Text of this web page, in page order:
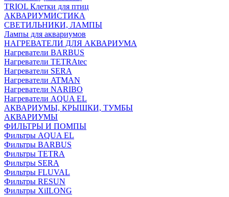
TRIOL Клетки для птиц
АКВАРИУМИСТИКА
СВЕТИЛЬНИКИ, ЛАМПЫ
Лампы для аквариумов
НАГРЕВАТЕЛИ ДЛЯ АКВАРИУМА
Нагреватели BARBUS
Нагреватели TETRAtec
Нагреватели SERA
Нагреватели ATMAN
Нагреватели NARIBO
Нагреватели AQUA EL
АКВАРИУМЫ, КРЫШКИ, ТУМБЫ
АКВАРИУМЫ
ФИЛЬТРЫ И ПОМПЫ
Фильтры AQUA EL
Фильтры BARBUS
Фильтры ТETRA
Фильтры SERA
Фильтры FLUVAL
Фильтры RESUN
Фильтры XiILONG